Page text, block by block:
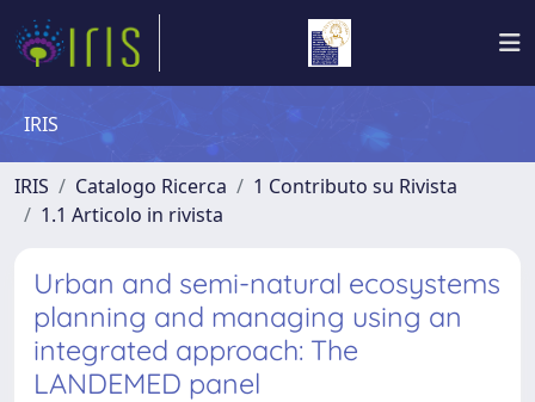
IRIS
IRIS Catalogo Ricerca
1 Contributo su Rivista
1.1 Articolo in rivista
Urban and semi-natural ecosystems
planning and managing using an
integrated approach: The
LANDEMED panel